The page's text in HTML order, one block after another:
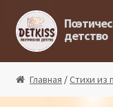
Перейти к
Перейти к
детство
Главная /Стихи из